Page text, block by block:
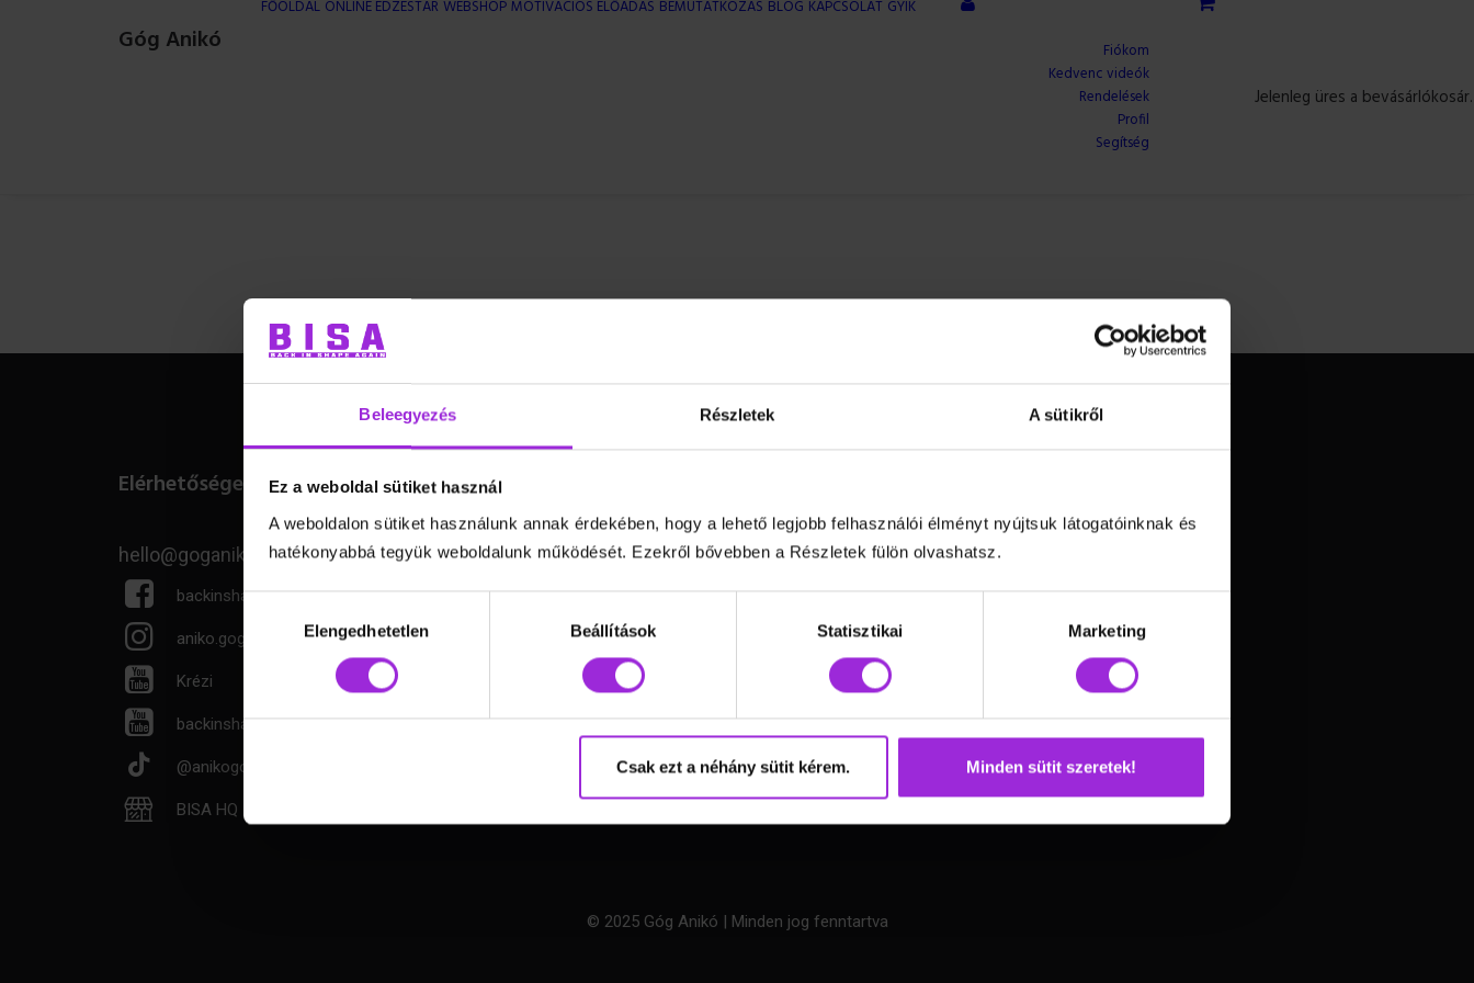
Beleegyezés Részletek A sütikről
Ez a weboldal sütiket használ
A weboldalon sütiket használunk annak érdekében, hogy a lehető legjobb felhasználói élményt nyújtsuk látogatóinknak és
hatékonyabbá tegyük weboldalunk működését. Ezekről bővebben a Részletek fülön olvashatsz.
Hozzájárulás
kiválasztásaElengedhetetlen Beállítások Statisztikai Marketing
Csak ezt a néhány sütit kérem. Minden sütit szeretek!
Góg Anikó
FŐOLDAL ONLINE EDZÉSTÁR WEBSHOPMOTIVÁCIÓS ELŐADÁS BEMUTATKOZÁS BLOG KAPCSOLAT GYIK
Fiókom
Kedvenc videók
Rendelések
Profil
Segítség
Jelenleg üres a bevásárlókosár.
Elérhetőségeim
hello@goganiko.hu
backinshapeagain
aniko.gog
Krézi
backinshapeagain
@anikogog
BISA HQ
Képzések »
Könyvem: Újra én »
Webshop »
Bemutatkozás »
GYIK »
ÁSZF »
© 2025 Góg Anikó | Minden jog fenntartva